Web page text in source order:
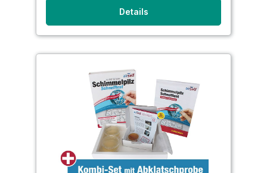
Details